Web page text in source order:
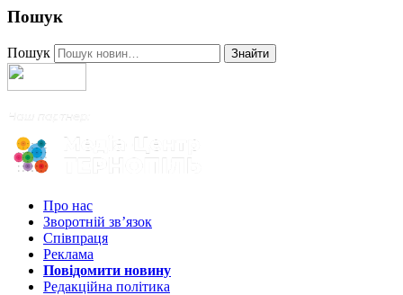
Пошук
Пошук Знайти
Про нас
Зворотній зв’язок
Співпраця
Реклама
Повідомити новину
Редакційна політика